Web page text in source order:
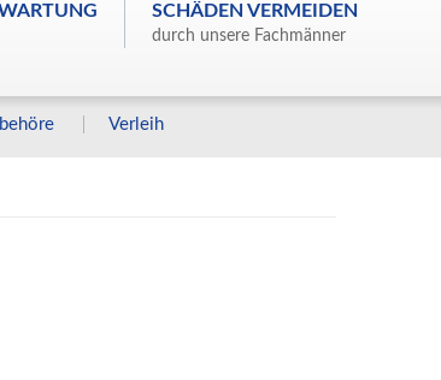
Verleih
SCHÄDEN VERMEIDEN
durch unsere Fachmänner